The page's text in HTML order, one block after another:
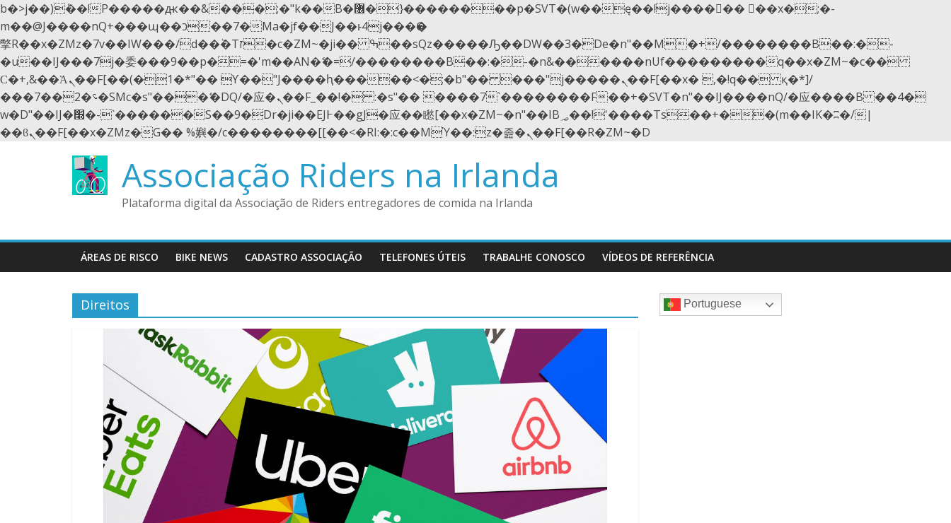
b�>j��)΄��!P�����ԫ��&���;�"k��B�޶�}��������p�SVT�(w��ę��!j������ ��x�;�-
m��@J����nQ+���պ��כ��7�Ma�jf��J��ͱ4j���Ѳ�
撆R��x�ZMz�7v��IW���/d��ٞ�Тז�c�ZM~�ji�� ߒ��sQz�����Ԡ��DW��3�De�n"��M�+/��������B��:�-
�u��IJ���7j�委���9��p�=�'m��AN�ޭ�=/��������B��:�-�n&������nUf���������q��x�ZM~�c��
Ϲ�+,&��Ὰܢ��F[��(�1�*"�� ϒ��"J����ԧ�����<�;�b"�� ���"j�����ܢ��F[��x� ,�!q�� қ�*]/
���؝�2��7�SMc�s"���ޭ�DQ/�应�ܢ��F_��!� :�s"�� ����7`��������F��+�SVT�n"��IJ����nQ/�应����B ��4�
w�D"��IJ�׭�-`������S��9�Dr�ji��EJ߅��gJ�应��矁[��x�ZM~�n"��IB؃��!'����Тѕ��+��(m��IK�ʭ�/|
��ϐܢ��F[��x�ZMz�G�� %嬩�/c��������[[��<�RI:�:c��MΎ��:z�졾�ܢ��F[��R�ZM~�D
Associação Riders na Irlanda
Plataforma digital da Associação de Riders entregadores de comida na Irlanda
ÁREAS DE RISCO BIKE NEWS CADASTRO ASSOCIAÇÃO TELEFONES ÚTEIS TRABALHE CONOSCO VÍDEOS DE REFERÊNCIA
Direitos Portuguese